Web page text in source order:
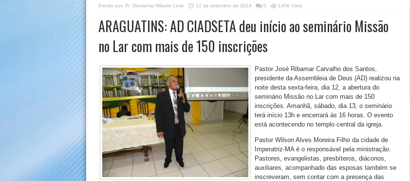
Escrito por: Pr. Deuramar Ribeiro Leite 12 de setembro de 2014 0 1456 Visto
ARAGUATINS: AD CIADSETA deu início ao seminário Missão
no Lar com mais de 150 inscrições
Pastor José Ribamar Carvalho dos Santos,
presidente da Assembleia de Deus (AD) realizou na
noite desta sexta-feira, dia 12, a abertura do
seminário Missão no Lar com mais de 150
inscrições. Amanhã, sábado, dia 13, o seminário
terá início 13h e encerrará ás 16 horas. O evento
está acontecendo no templo central da igreja.
Pastor Wilson Alves Moreira Filho da cidade de
Imperatriz-MA é o responsável pela ministração.
Pastores, evangelistas, presbíteros, diáconos,
auxiliares, acompanhado das esposas também se
inscreveram, sem contar com a presença das